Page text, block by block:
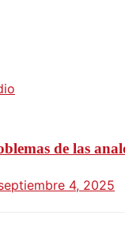
de las
4, 2025